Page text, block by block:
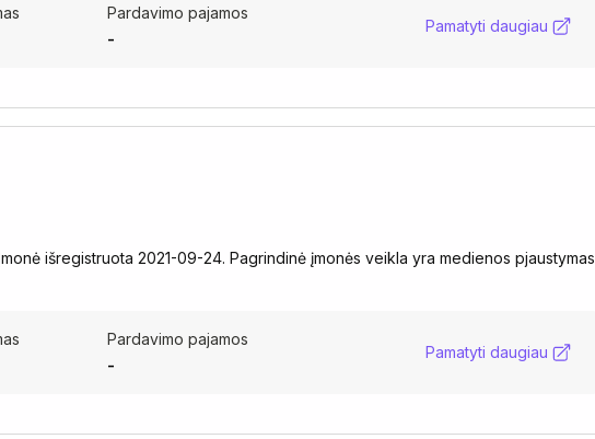
Pardavimo pajamos
-
Pamatyti daugiau
išregistruota 2021-09-24. Pagrindinė įmonės veikla yra medienos pjaustymas
Pardavimo pajamos
-
Pamatyti daugiau